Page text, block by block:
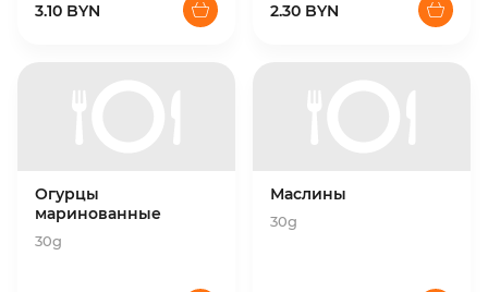
3.10 BYN 2.30 BYN
Огурцы
маринованные
30g
Маслины
30g